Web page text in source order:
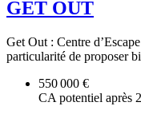
GET OUT
Get Out : Centre
particularité de proposer
550 000 €
CA potentiel après